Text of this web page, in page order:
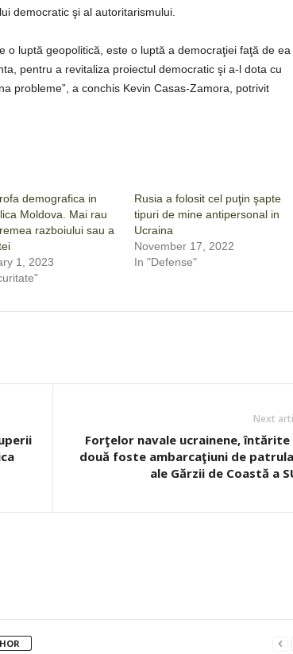
democratic şi al autoritarismului.
o luptă geopolitică, este o luptă a democraţiei faţă de ea
pentru a revitaliza proiectul democratic şi a-l dota cu
probleme”, a conchis Kevin Casas-Zamora, potrivit
demografica in
Moldova. Mai rau
razboiului sau a
1, 2023
Rusia a folosit cel puţin şapte
tipuri de mine antipersonal in
Ucraina
November 17, 2022
In "Defense"
Next
Forţelor navale ucrainene, întărite
două foste ambarcaţiuni de
ale Gărzii de Coastă a